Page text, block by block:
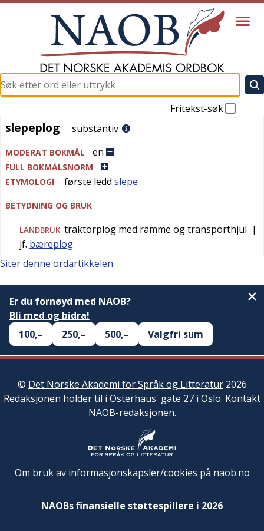
Fritekst-søk
slepeplog
slepeplog substantiv
MODERAT BOKMÅL en
FULL BOKMÅLSNORM
ETYMOLOGI
første ledd slepe
BETYDNING OG BRUK
LANDBRUK traktorplog med ramme og transporthjul |
jf. bæreplog
Siter denne ordartikkelen
Er du fornøyd med NAOB?
Bli med og bidra!
100,–
250,– 500,– Valgfri sum
© Det Norske Akademi for Språk og Litteratur2026
Redaksjonen holder til i Osterhaus' gate 27 i Oslo. Kontakt
NAOB-redaksjonen.
Om bruk av informasjonskapsler/cookies på naob.no
NAOBs finansielle støttespillere i 2026